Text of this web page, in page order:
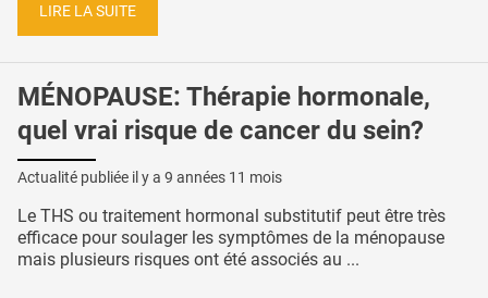
LIRE LA SUITE
MÉNOPAUSE: Thérapie hormonale,
quel vrai risque de cancer du sein?
Actualité publiée il y a 9 années 11 mois
Le THS ou traitement hormonal substitutif peut être très
efficace pour soulager les symptômes de la ménopause
mais plusieurs risques ont été associés au ...